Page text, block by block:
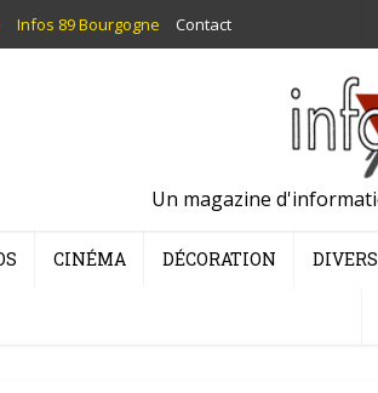
Infos 89 Bourgogne Contact
Un magazine
CINÉMA DÉCORATION DIVERS